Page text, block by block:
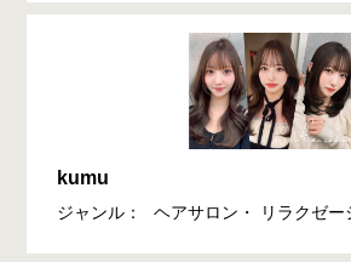
kumu
ジャンル： ヘアサロン・ リラクゼー